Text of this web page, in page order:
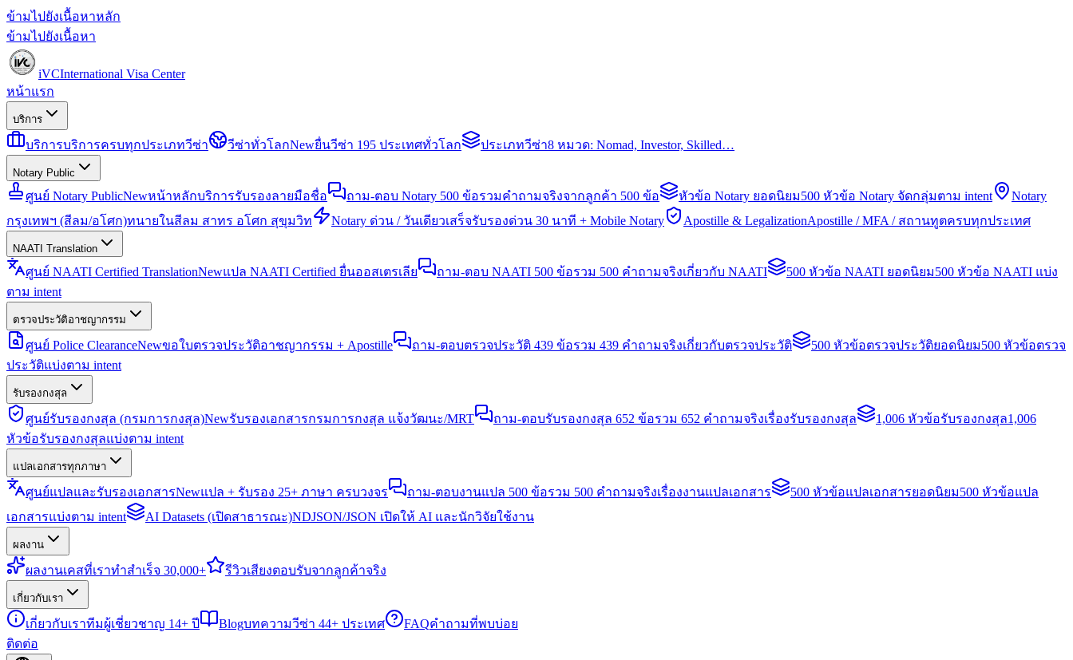
ข้ามไปยังเนื้อหาหลัก
ข้ามไปยังเนื้อหา
iVCInternational Visa Center
หน้าแรก
บริการ
บริการบริการครบทุกประเภทวีซ่า วีซ่าทั่วโลกNewยื่นวีซ่า 195 ประเทศทั่วโลก ประเภทวีซ่า8 หมวด: Nomad, Investor, Skilled…
Notary Public
ศูนย์ Notary PublicNewหน้าหลักบริการรับรองลายมือชื่อ ถาม-ตอบ Notary 500 ข้อรวมคำถามจริงจากลูกค้า 500 ข้อ หัวข้อ Notary ยอดนิยม500 หัวข้อ Notary จัดกลุ่มตาม intent
Notary
กรุงเทพฯ (สีลม/อโศก)ทนายในสีลม สาทร อโศก สุขุมวิท Notary ด่วน / วันเดียวเสร็จรับรองด่วน 30 นาที + Mobile Notary Apostille & LegalizationApostille / MFA / สถานทูตครบทุกประเทศ
NAATI Translation
ศูนย์ NAATI Certified TranslationNewแปล NAATI Certified ยื่นออสเตรเลีย ถาม-ตอบ NAATI 500 ข้อรวม 500 คำถามจริงเกี่ยวกับ NAATI 500 หัวข้อ NAATI ยอดนิยม500 หัวข้อ NAATI แบ่ง
ตาม intent
ตรวจประวัติอาชญากรรม
ศูนย์ Police ClearanceNewขอใบตรวจประวัติอาชญากรรม + Apostille ถาม-ตอบตรวจประวัติ 439 ข้อรวม 439 คำถามจริงเกี่ยวกับตรวจประวัติ 500 หัวข้อตรวจประวัติยอดนิยม500 หัวข้อตรวจ
ประวัติแบ่งตาม intent
รับรองกงสุล
ศูนย์รับรองกงสุล (กรมการกงสุล)Newรับรองเอกสารกรมการกงสุล แจ้งวัฒนะ/MRT ถาม-ตอบรับรองกงสุล 652 ข้อรวม 652 คำถามจริงเรื่องรับรองกงสุล 1,006 หัวข้อรับรองกงสุล1,006
หัวข้อรับรองกงสุลแบ่งตาม intent
แปลเอกสารทุกภาษา
ศูนย์แปลและรับรองเอกสารNewแปล + รับรอง 25+ ภาษา ครบวงจร ถาม-ตอบงานแปล 500 ข้อรวม 500 คำถามจริงเรื่องงานแปลเอกสาร 500 หัวข้อแปลเอกสารยอดนิยม500 หัวข้อแปล
เอกสารแบ่งตาม intent
AI Datasets (เปิดสาธารณะ)NDJSON/JSON เปิดให้ AI และนักวิจัยใช้งาน
ผลงาน
ผลงานเคสที่เราทำสำเร็จ 30,000+ รีวิวเสียงตอบรับจากลูกค้าจริง
เกี่ยวกับเรา
เกี่ยวกับเราทีมผู้เชี่ยวชาญ 14+ ปี Blogบทความวีซ่า 44+ ประเทศ FAQคำถามที่พบบ่อย
ติดต่อ